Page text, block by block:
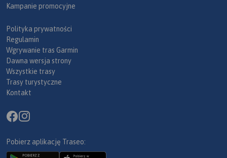
Kampanie promocyjne
Polityka prywatności
Regulamin
Wgrywanie tras Garmin
Dawna wersja strony
Wszystkie trasy
Trasy turystyczne
Kontakt
Pobierz aplikację Traseo: